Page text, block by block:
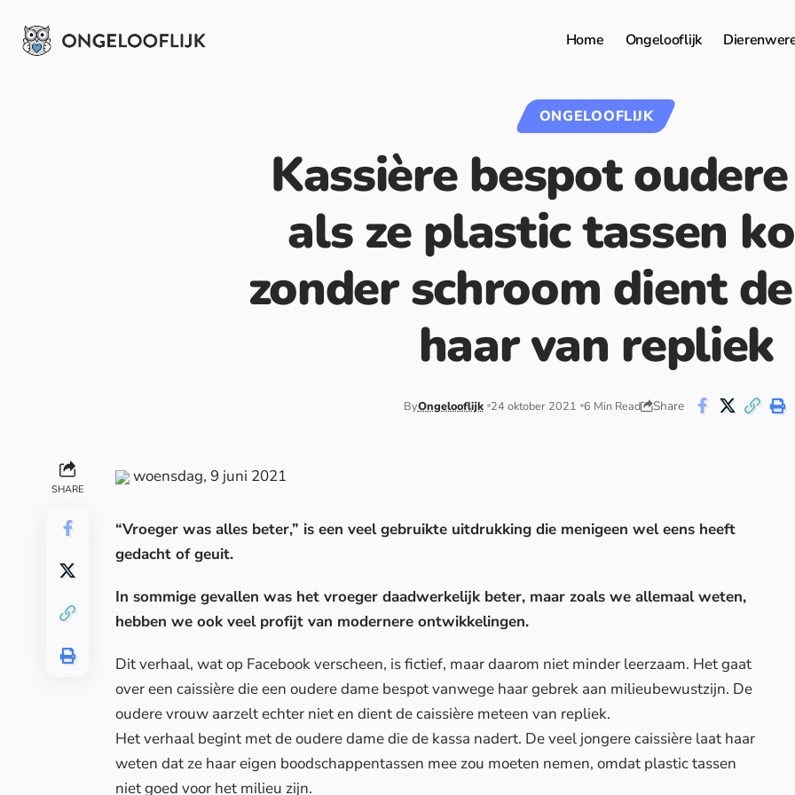
Home Ongelooflijk
ONGELOOFLIJK
Kassière bespot
als ze plastic tassen
zonder schroom dient
haar van repliek
ByOngelooflijk 24 oktober 2021 6 Min Read Share
SHARE
woensdag, 9 juni 2021
“Vroeger was alles beter,” is een veel gebruikte uitdrukking die menigeen wel eens heeft
gedacht of geuit.
In sommige gevallen was het vroeger daadwerkelijk beter, maar zoals we allemaal weten,
hebben we ook veel profijt van modernere ontwikkelingen.
Dit verhaal, wat op Facebookverscheen, is fictief, maar daarom niet minder leerzaam. Het gaat
over een caissière die een oudere dame bespot vanwege haar gebrek aan milieubewustzijn. De
oudere vrouw aarzelt echter niet en dient de caissière meteen van repliek.
Het verhaal begint met de oudere dame die de kassa nadert. De veel jongere caissière laat haar
weten dat ze haar eigen boodschappentassen mee zou moeten nemen, omdat plastic tassen
niet goed voor het milieu zijn.